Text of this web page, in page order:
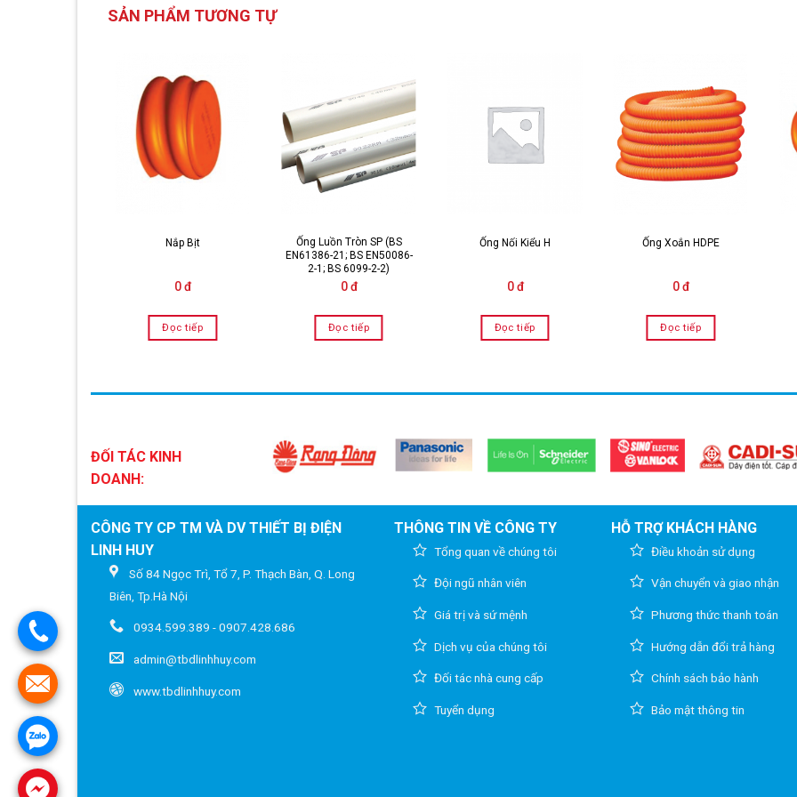
SẢN PHẨM TƯƠNG TỰ
Nắp Bịt
0 đ
Đọc tiếp
Ống Luồn Tròn SP (BS
EN61386-21; BS EN50086-
2-1; BS 6099-2-2)
0 đ
Đọc tiếp
Ống Nối Kiểu H
0 đ
Đọc tiếp
Ống Xoắn HDPE
0 đ
Đọc tiếp
ĐỐI TÁC KINH
DOANH:
CÔNG TY CP TM VÀ DV THIẾT BỊ ĐIỆN
LINH HUY
Số 84 Ngọc Trì, Tổ 7, P. Thạch Bàn, Q. Long
Biên, Tp.Hà Nội
0934.599.389 - 0907.428.686
admin@tbdlinhhuy.com
www.tbdlinhhuy.com
THÔNG TIN VỀ CÔNG TY
Tổng quan về chúng tôi
Đội ngũ nhân viên
Giá trị và sứ mệnh
Dịch vụ của chúng tôi
Đối tác nhà cung cấp
Tuyển dụng
HỖ TRỢ KHÁCH HÀNG
Điều khoản sử dụng
Vận chuyển và giao nhận
Phương thức thanh toán
Hướng dẫn đổi trả hàng
Chính sách bảo hành
Bảo mật thông tin